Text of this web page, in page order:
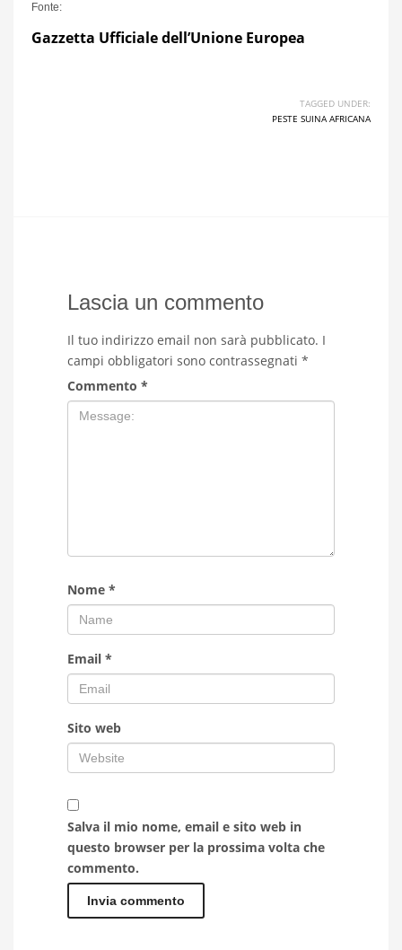
Fonte:
Gazzetta Ufficiale dell’Unione Europea
TAGGED UNDER:
PESTE SUINA AFRICANA
Lascia un commento
Il tuo indirizzo email non sarà pubblicato. I
campi obbligatori sono contrassegnati *
Commento *
Nome *
Email *
Sito web
Salva il mio nome, email e sito web in
questo browser per la prossima volta che
commento.